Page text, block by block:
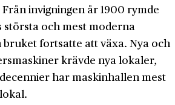
invigningen år 1900 rymde
största och mest moderna
fortsatte att växa. Nya och
krävde nya lokaler,
har maskinhallen mest